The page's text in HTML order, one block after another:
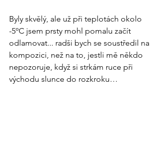
Byly skvělý, ale už při teplotách okolo
-5ºC jsem prsty mohl pomalu začít
odlamovat... radši bych se soustředil na
kompozici, než na to, jestli mě někdo
nepozoruje, když si strkám ruce při
východu slunce do rozkroku…